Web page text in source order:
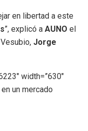
en libertad a este
”, explicó a AUNO el
Jorge
width=”630″
un mercado